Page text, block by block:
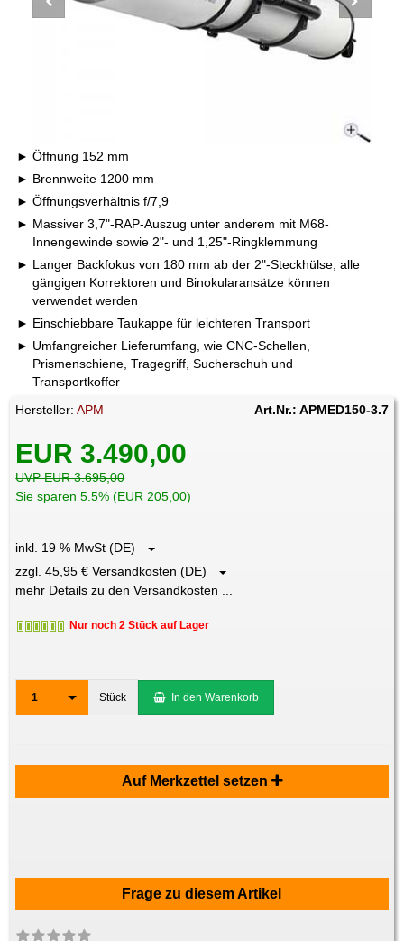
Öffnung 152 mm
Brennweite 1200 mm
Öffnungsverhältnis f/7,9
Massiver 3,7"-RAP-Auszug unter anderem mit M68-
Innengewinde sowie 2"- und 1,25"-Ringklemmung
Langer Backfokus von 180 mm ab der 2"-Steckhülse, alle
gängigen Korrektoren und Binokularansätze können
verwendet werden
Einschiebbare Taukappe für leichteren Transport
Umfangreicher Lieferumfang, wie CNC-Schellen,
Prismenschiene, Tragegriff, Sucherschuh und
Transportkoffer
Hersteller:APM Art.Nr.: APMED150-3.7
EUR 3.490,00
UVP EUR 3.695,00
Sie sparen 5.5% (EUR 205,00)
inkl. 19 % MwSt (DE)
zzgl. 45,95 € Versandkosten (DE)
mehr Details zu den Versandkosten ...
Nur noch 2 Stück auf Lager
1 Stück In den Warenkorb
Auf Merkzettel setzen
Frage zu diesem Artikel